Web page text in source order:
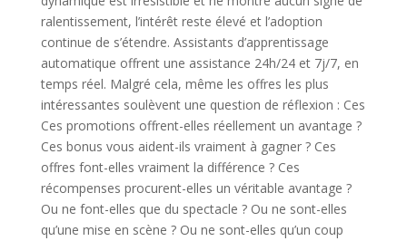
ralentissement, l’intérêt reste élevé et l’adoption
continue de s’étendre. Assistants d’apprentissage
automatique offrent une assistance 24h/24 et 7j/7, en
temps réel. Malgré cela, même les offres les plus
intéressantes soulèvent une question de réflexion : Ces
Ces promotions offrent-elles réellement un avantage ?
Ces bonus vous aident-ils vraiment à gagner ? Ces
offres font-elles vraiment la différence ? Ces
récompenses procurent-elles un véritable avantage ?
Ou ne font-elles que du spectacle ? Ou ne sont-elles
qu’une mise en scène ? Ou ne sont-elles qu’un coup